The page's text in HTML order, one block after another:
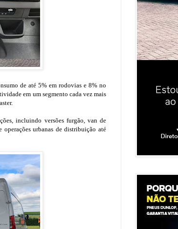
de até 5% em rodovias e 8% no
em um segmento cada vez mais
incluindo versões furgão, van de
operações urbanas de distribuição até